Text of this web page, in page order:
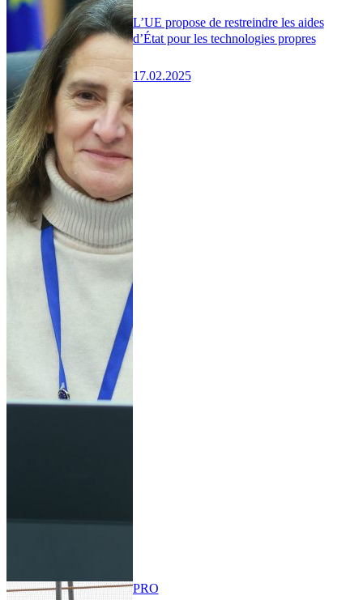
L’UE propose de restreindre les aides
d’État pour les technologies propres
17.02.2025
PRO